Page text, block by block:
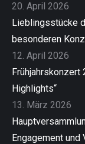
20. April 2026
Lieblingsstücke
besonderen
12. April 2026
Frühjahrskonzert
Highlights“
13. März 2026
Engagement und